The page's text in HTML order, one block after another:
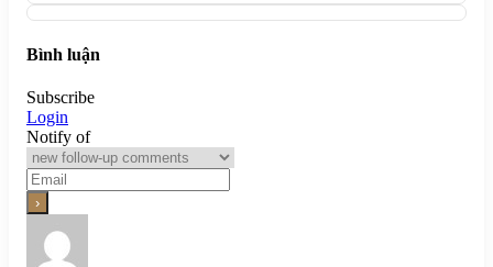
Bình luận
Subscribe
Login
Notify of